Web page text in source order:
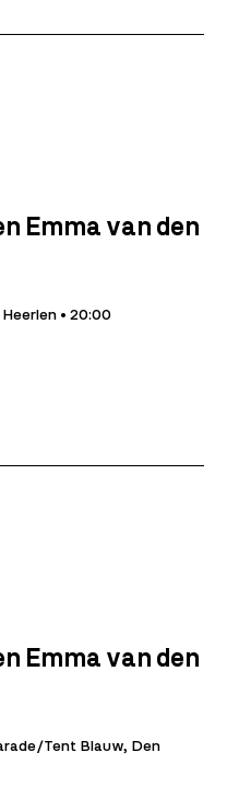
Emma van den
• 20:00
Emma van den
Tent Blauw, Den